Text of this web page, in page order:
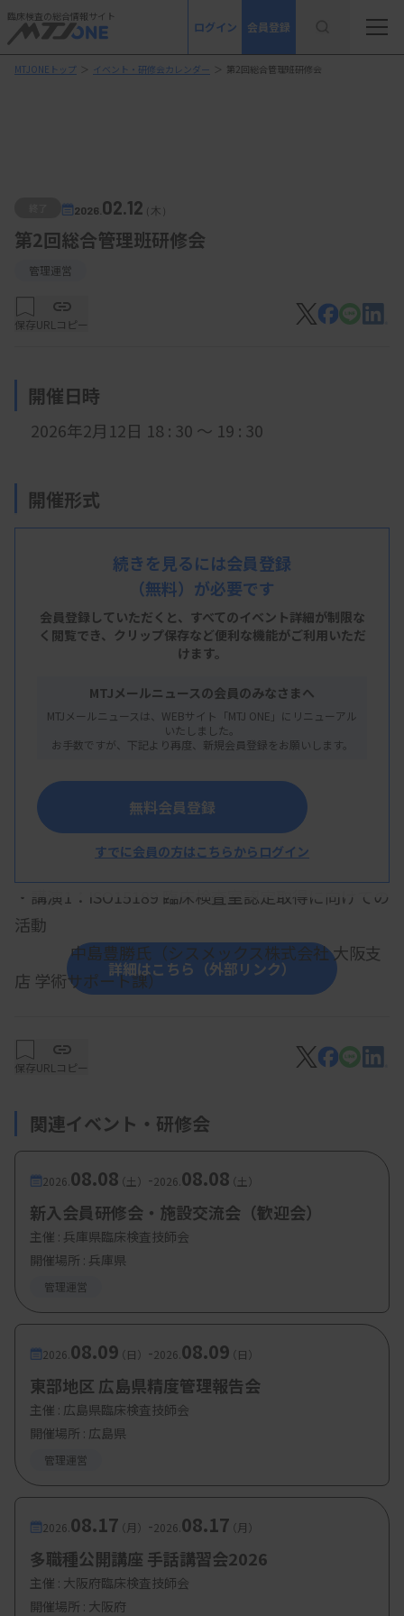
臨床検査の総合情報サイト
ログイン 会員登録
MTJONEトップ ＞ イベント・研修会カレンダー ＞ 第2回総合管理班研修会
2026. 02.12（木）
第2回総合管理班研修会
管理運営
保存URLコピー
開催日時
2026年2月12日 18 : 30 ～ 19 : 30
開催形式
LIVE配信
主 催
和歌山県臨床検査技師会
概 要
標準作業手順書（SOP）の書き方
～医療法改正、一般的なISOの内容、SOP作成方法
の概要、運用例～
・講演1：ISO15189 臨床検査室認定取得に向けての
活動
中島豊勝氏（シスメックス株式会社 大阪支
店 学術サポート課）
用
日浦舞子技師（和歌山県立医科大学附属病
・内容：医療法改正、一般的なISOの内容、SOP作
成方法の概要、運用例
【参加費・定員など】
・参加費：日臨技会員無料
詳細はこちら（外部リンク）
続きを見るには会員登録
（無料）が必要です
会員登録していただくと、すべてのイベント詳細が制限な
く閲覧でき、 クリップ保存など便利な機能がご利用いただ
けます。
MTJメールニュースの会員のみなさまへ
MTJメールニュースは、WEBサイト「MTJ ONE」にリニューアル
いたしました。
お手数ですが、下記より再度、新規会員登録をお願いします。
無料会員登録
すでに会員の方はこちらからログイン
保存URLコピー
関連イベント・研修会
2026. 08.08（土） -2026. 08.08（土）
新入会員研修会・施設交流会（歓迎会）
主催 : 兵庫県臨床検査技師会
開催場所 : 兵庫県
管理運営
2026. 08.09（日） -2026. 08.09（日）
東部地区 広島県精度管理報告会
主催 : 広島県臨床検査技師会
開催場所 : 広島県
管理運営
2026. 08.17（月） -2026. 08.17（月）
多職種公開講座 手話講習会2026
主催 : 大阪府臨床検査技師会
開催場所 : 大阪府